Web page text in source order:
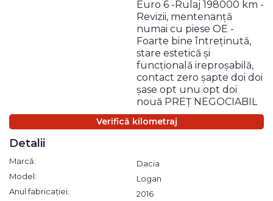
Euro 6 -Rulaj 198000 km -
Revizii, mentenanță
numai cu piese OE -
Foarte bine întreținută,
stare estetică și
funcțională ireproșabilă,
contact zero șapte doi doi
șase opt unu opt doi
nouă PREȚ NEGOCIABIL
Verifică kilometraj
Detalii
Marcă:
Dacia
Model:
Logan
Anul fabricației:
2016